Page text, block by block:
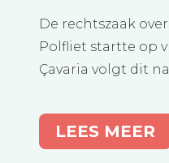
De rechtszaak
Polfliet startte op
Çavaria volgt dit
LEES MEER